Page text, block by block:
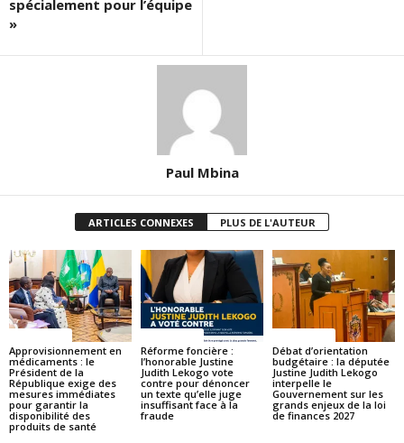
spécialement pour l’équipe
»
Paul Mbina
ARTICLES CONNEXES PLUS DE L'AUTEUR
Approvisionnement en
médicaments : le
Président de la
République exige des
mesures immédiates
pour garantir la
disponibilité des
produits de santé
Réforme foncière :
l’honorable Justine
Judith Lekogo vote
contre pour dénoncer
un texte qu’elle juge
insuffisant face à la
fraude
Débat d’orientation
budgétaire : la députée
Justine Judith Lekogo
interpelle le
Gouvernement sur les
grands enjeux de la loi
de finances 2027